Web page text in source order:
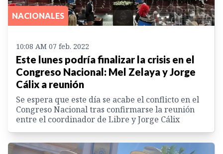
NACIONALES
10:08 AM 07 feb. 2022
Este lunes podría finalizar la crisis en el
Congreso Nacional: Mel Zelaya y Jorge
Cálix a reunión
Se espera que este día se acabe el conflicto en el
Congreso Nacional tras confirmarse la reunión
entre el coordinador de Libre y Jorge Cálix